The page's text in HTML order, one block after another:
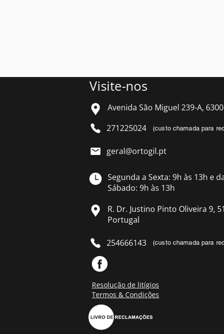
Visite-nos
Avenida São Miguel 239-A,
271225024
(custo chamada para
geral@ortogil.pt
Segunda a Sexta: 9h às 13h e
Sábado: 9h às 13h
R. Dr. Justino Pinto Oliveira 9,
Portugal
254666143 (custo chamada para
Resolução de litígios
Termos & Condições